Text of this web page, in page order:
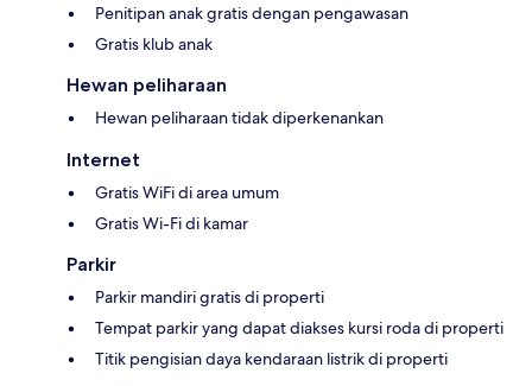
Penitipan anak gratis dengan pengawasan
Gratis klub anak
Hewan peliharaan
Hewan peliharaan tidak diperkenankan
Internet
Gratis WiFi di area umum
Gratis Wi-Fi di kamar
Parkir
Parkir mandiri gratis di properti
Tempat parkir yang dapat diakses kursi roda di properti
Titik pengisian daya kendaraan listrik di properti